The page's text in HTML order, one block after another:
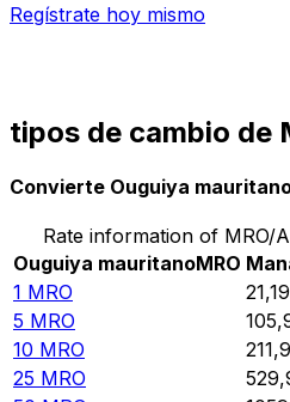
Regístrate hoy mismo
tipos de cambio de
Convierte Ouguiya
Rate information of MRO/
Ouguiya mauritanoMRO
1 MRO
5 MRO
10 MRO
25 MRO